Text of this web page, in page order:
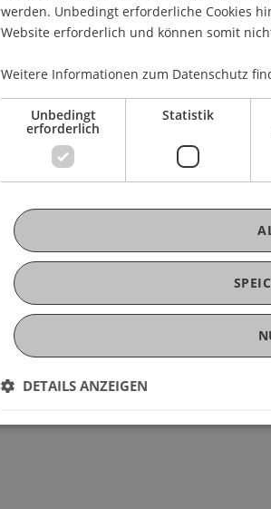
Fußzeile
Disclaimer
werden. Unbedingt erforderliche Cookies
Website erforderlich und können somit
Weitere Informationen zum Datenschutz
Unbedingt
erforderlich
Statistik
DETAILS ANZEIGEN